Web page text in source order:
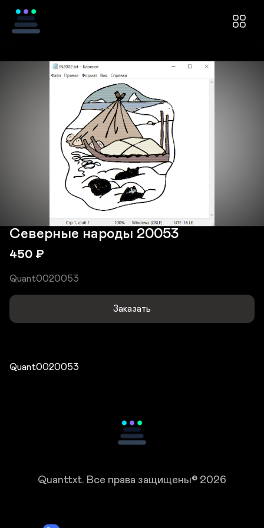
Северные народы 20053
450 ₽
Quant0020053
Заказать
Quant0020053
Quanttxt. Все права защищены© 2026